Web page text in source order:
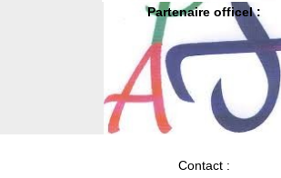
Partenaire officel :
Contact :